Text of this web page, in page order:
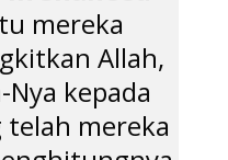
mereka
Allah,
kepada
telah mereka